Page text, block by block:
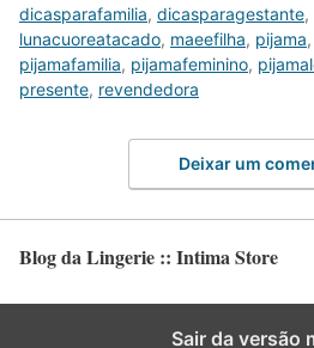
dicasparafamilia, dicasparagestante,
lunacuoreatacado, maeefilha, pijama,
pijamafamilia, pijamafeminino,
presente, revendedora
Deixar um
Blog da Lingerie :: Intima Store
Sair da versão